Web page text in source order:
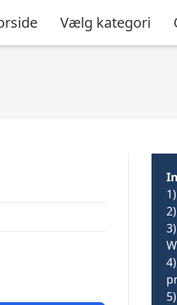
Vælg kategori
1)
2)
3)
4)
5)